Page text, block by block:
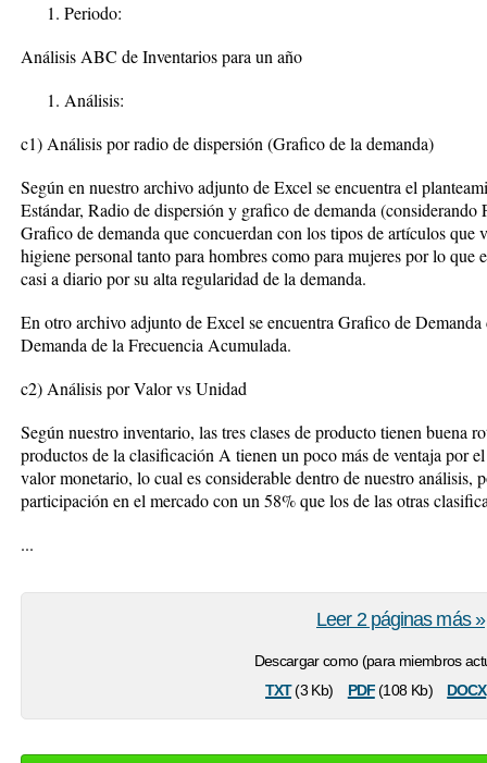
Periodo:
Análisis ABC de Inventarios para un año
Análisis:
c1) Análisis por radio de dispersión (Grafico de la demanda)
Según en nuestro archivo adjunto de Excel se encuentra el
Estándar, Radio de dispersión y grafico de demanda (considerando
Grafico de demanda que concuerdan con los tipos de artículos que
higiene personal tanto para hombres como para mujeres por lo
casi a diario por su alta regularidad de la demanda.
En otro archivo adjunto de Excel se encuentra Grafico de
Demanda de la Frecuencia Acumulada.
c2) Análisis por Valor vs Unidad
Según nuestro inventario, las tres clases de producto tienen buena
productos de la clasificación A tienen un poco más de ventaja por
valor monetario, lo cual es considerable dentro de nuestro análisis,
participación en el mercado con un 58% que los de las otras
...
Descargar como (para miembros
txt(3 Kb) pdf(108 Kb) docx
Leer 2 páginas más »